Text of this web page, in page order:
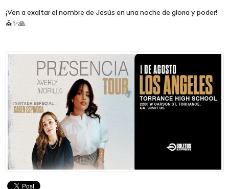
¡Ven a exaltar el nombre de Jesús en una noche de gloria y poder!
⛪✨🙏